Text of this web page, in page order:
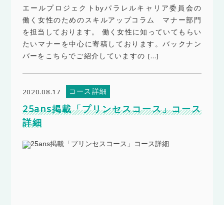
エールプロジェクトbyパラレルキャリア委員会の
働く女性のためのスキルアップコラム マナー部門
を担当しております。 働く女性に知っていてもらい
たいマナーを中心に寄稿しております。バックナン
バーをこちらでご紹介していますの […]
2020.08.17 コース詳細
25ans掲載「プリンセスコース」コース
詳細